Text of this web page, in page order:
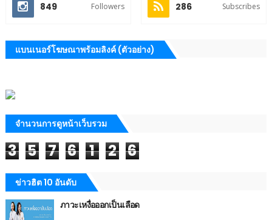
849 Followers 286 Subscribes
แบนเนอร์โฆษณาพร้อมลิงค์ (ตัวอย่าง)
จำนวนการดูหน้าเว็บรวม
3 5 7 6 1 2 6
ข่าวฮิต 10 อันดับ
ภาวะเหงื่อออกเป็นเลือด